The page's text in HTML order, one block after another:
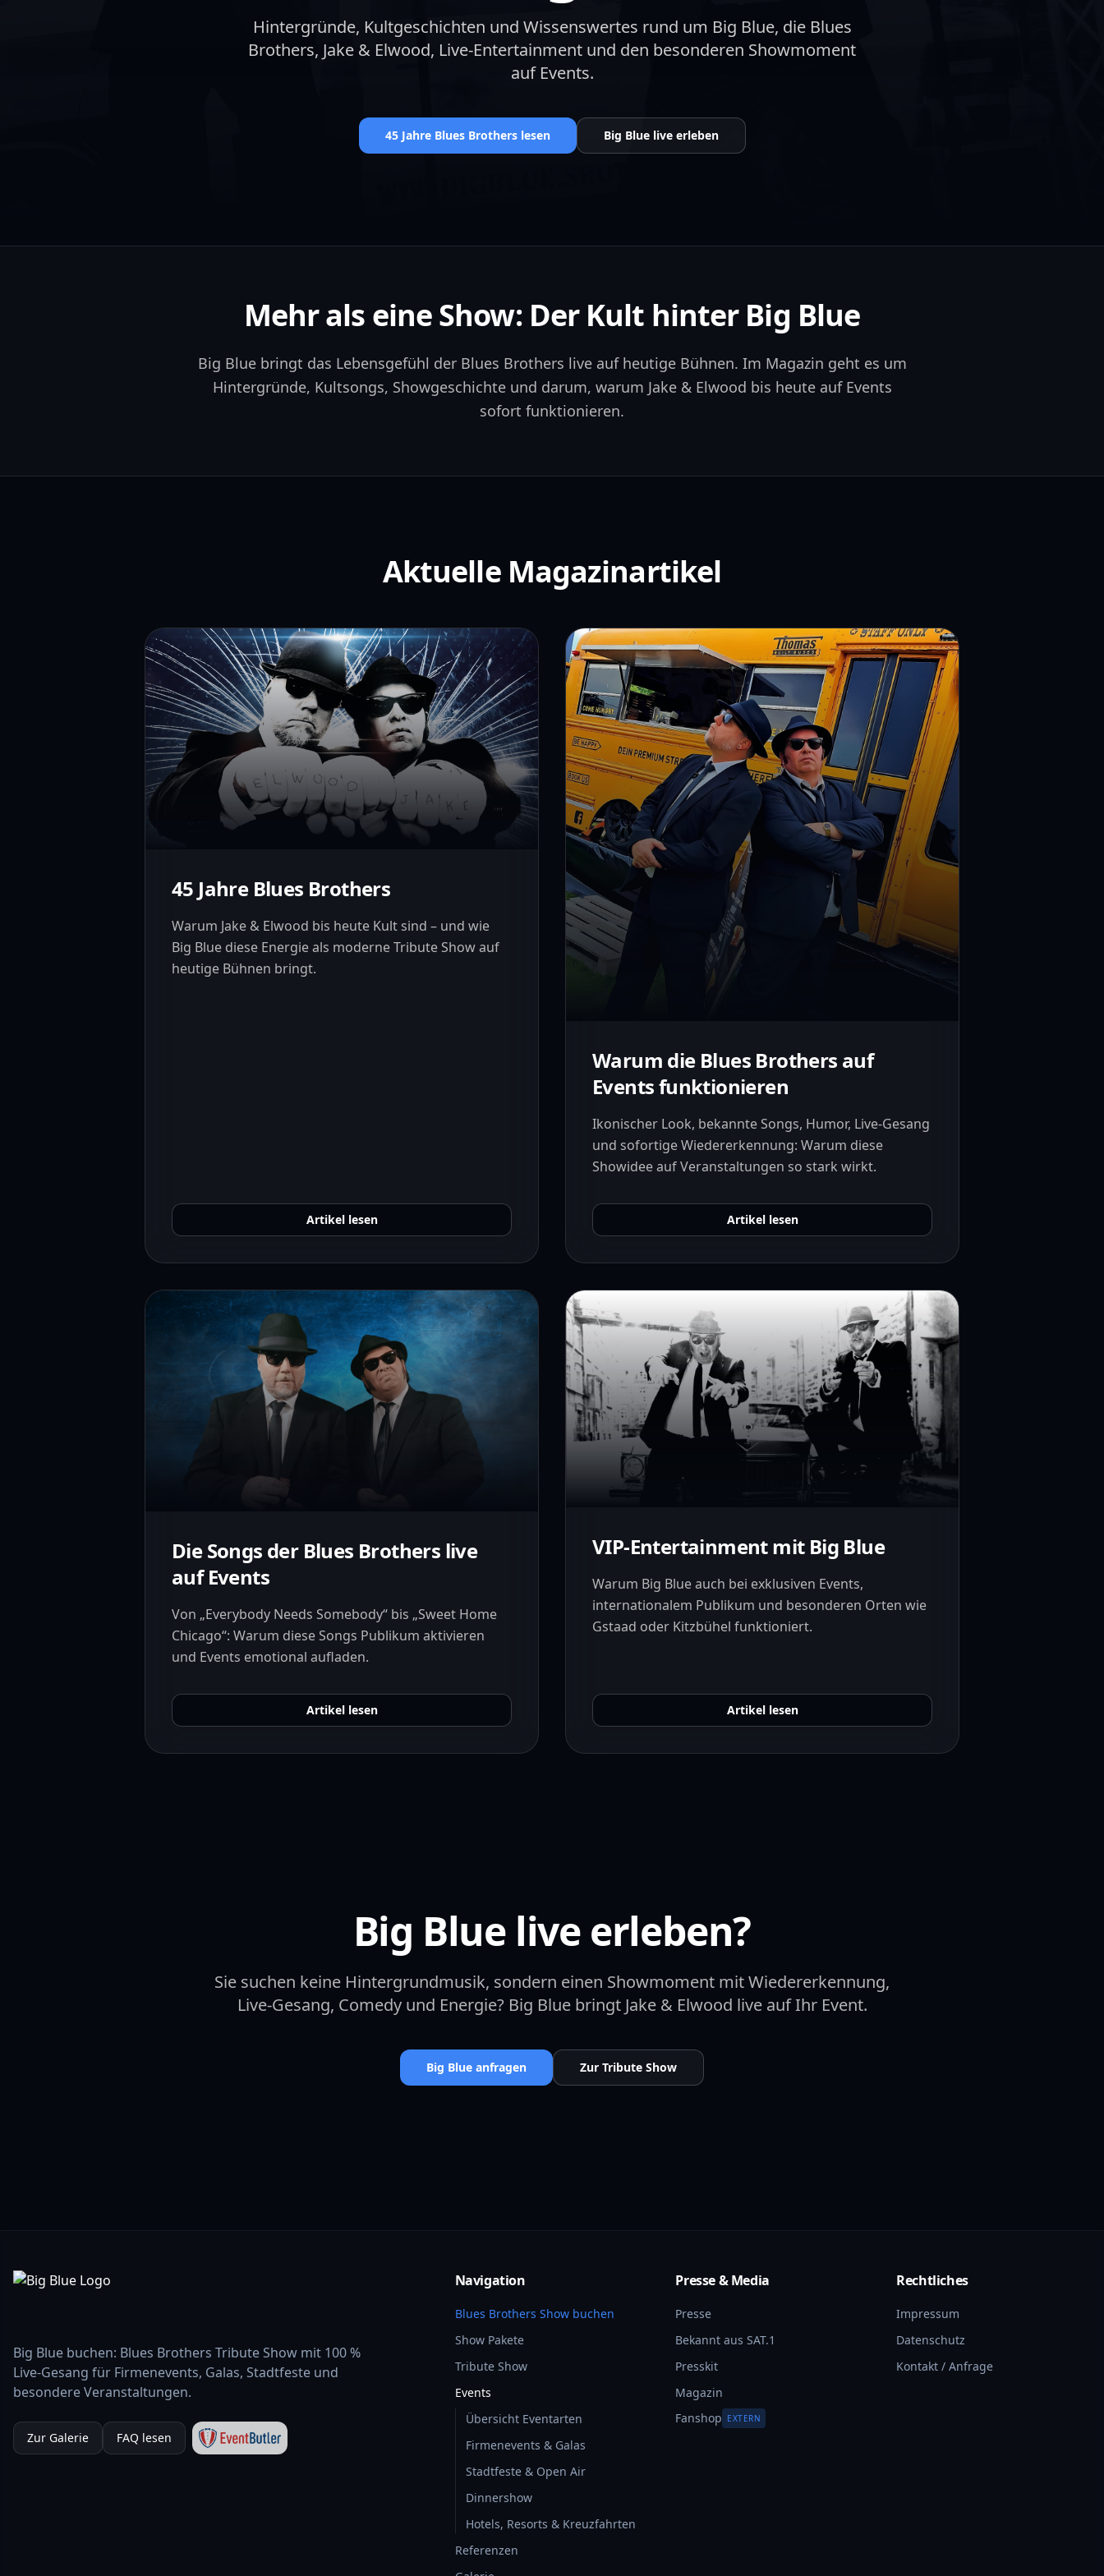
Hintergründe, Kultgeschichten und Wissenswertes rund um Big Blue, die Blues
Brothers, Jake & Elwood, Live-Entertainment und den besonderen Showmoment
auf Events.
45 Jahre Blues Brothers lesen Big Blue live erleben
Mehr als eine Show: Der Kult hinter Big Blue
Big Blue bringt das Lebensgefühl der Blues Brothers live auf heutige Bühnen. Im Magazin geht es um
Hintergründe, Kultsongs, Showgeschichte und darum, warum Jake & Elwood bis heute auf Events
sofort funktionieren.
Aktuelle Magazinartikel
45 Jahre Blues Brothers
Warum Jake & Elwood bis heute Kult sind – und wie
Big Blue diese Energie als moderne Tribute Show auf
heutige Bühnen bringt.
Artikel lesen
Warum die Blues Brothers auf
Events funktionieren
Ikonischer Look, bekannte Songs, Humor, Live-Gesang
und sofortige Wiedererkennung: Warum diese
Showidee auf Veranstaltungen so stark wirkt.
Artikel lesen
Die Songs der Blues Brothers live
auf Events
Von „Everybody Needs Somebody“ bis „Sweet Home
Chicago“: Warum diese Songs Publikum aktivieren
und Events emotional aufladen.
Artikel lesen
VIP-Entertainment mit Big Blue
Warum Big Blue auch bei exklusiven Events,
internationalem Publikum und besonderen Orten wie
Gstaad oder Kitzbühel funktioniert.
Artikel lesen
Big Blue live erleben?
Sie suchen keine Hintergrundmusik, sondern einen Showmoment mit Wiedererkennung,
Live-Gesang, Comedy und Energie? Big Blue bringt Jake & Elwood live auf Ihr Event.
Big Blue anfragen Zur Tribute Show
Big Blue buchen: Blues Brothers Tribute Show mit 100 %
Live-Gesang für Firmenevents, Galas, Stadtfeste und
besondere Veranstaltungen.
Zur Galerie FAQ lesen
Navigation
Blues Brothers Show buchen
Show Pakete
Tribute Show
Events
Übersicht Eventarten
Firmenevents & Galas
Stadtfeste & Open Air
Dinnershow
Hotels, Resorts & Kreuzfahrten
Referenzen
Presse & Media
Presse
Bekannt aus SAT.1
Presskit
Magazin
Fanshop EXTERN
Rechtliches
Impressum
Datenschutz
Kontakt / Anfrage